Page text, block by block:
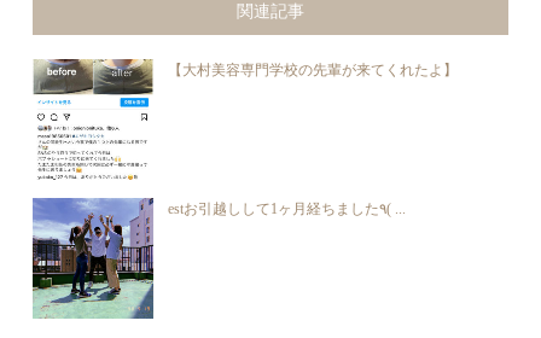
関連記事
【大村美容専門学校の先輩が来てくれたよ】
estお引越しして1ヶ月経ちました٩( ...